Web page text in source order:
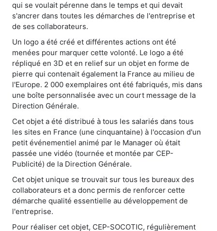
qui se voulait pérenne dans le temps et qui devait
s'ancrer dans toutes les démarches de l'entreprise et
de ses collaborateurs.
Un logo a été créé et différentes actions ont été
menées pour marquer cette volonté. Le logo a été
répliqué en 3D et en relief sur un objet en forme de
pierre qui contenait également la France au milieu de
l'Europe. 2 000 exemplaires ont été fabriqués, mis dans
une boîte personnalisée avec un court message de la
Direction Générale.
Cet objet a été distribué à tous les salariés dans tous
les sites en France (une cinquantaine) à l'occasion d'un
petit événementiel animé par le Manager où était
passée une vidéo (tournée et montée par CEP-
Publicité) de la Direction Générale.
Cet objet unique se trouvait sur tous les bureaux des
collaborateurs et a donc permis de renforcer cette
démarche qualité essentielle au développement de
l'entreprise.
Pour réaliser cet objet, CEP-SOCOTIC, régulièrement